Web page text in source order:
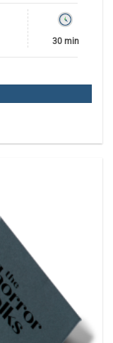
30 min